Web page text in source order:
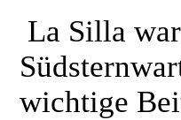
La Silla
wichtige